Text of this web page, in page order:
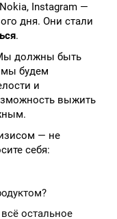
Instagram —
дня. Они стали
.
должны быть
мы будем
и
выжить
— не
себя:
остальное